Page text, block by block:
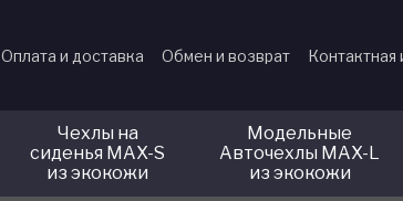
Оплата и доставка Обмен и возврат
Чехлы на
сиденья MAX-S
из экокожи
Модельные
Авточехлы MAX-L
из экокожи